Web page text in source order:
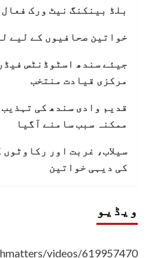
بلڈ بینکنگ نیٹ ورک فعال
خواتین صحافیوں کے لیے
جیئے سندھ اسٹوڈنٹس
مرکزی قیادت منتخب
قدیم وادی سندھ کی
ممکنہ سبب سامنے آگیا
سیلاب، غربت اور
کی دیہی خواتین
ویڈیو
videos/619957470